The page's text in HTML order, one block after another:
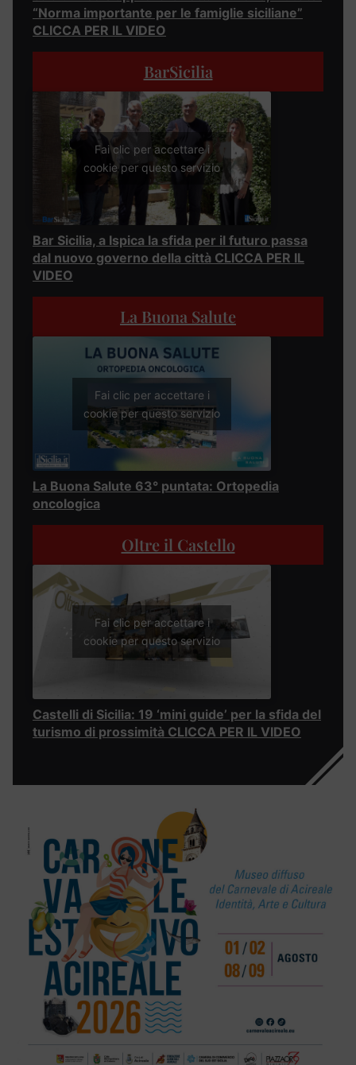
“Norma importante per le famiglie siciliane”
CLICCA PER IL VIDEO
BarSicilia
Fai clic per accettare i
cookie per questo servizio
Bar Sicilia, a Ispica la sfida per il futuro passa
dal nuovo governo della città CLICCA PER IL
VIDEO
La Buona Salute
Fai clic per accettare i
cookie per questo servizio
La Buona Salute 63° puntata: Ortopedia
oncologica
Oltre il Castello
Fai clic per accettare i
cookie per questo servizio
Castelli di Sicilia: 19 ‘mini guide’ per la sfida del
turismo di prossimità CLICCA PER IL VIDEO